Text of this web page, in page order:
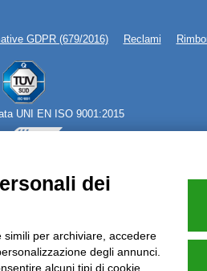
GDPR (679/2016) Reclami
UNI EN ISO 9001:2015
- C.so Italia n.8 70123, BARI
dei
per archiviare, accedere
degli annunci.
alcuni tipi di cookie.